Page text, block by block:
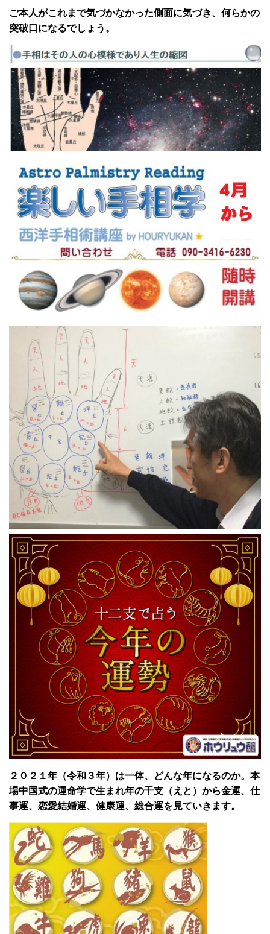
ご本人がこれまで気づかなかった側面に気づき、何らかの
突破口になるでしょう。
２０２１年（令和３年）は一体、どんな年になるのか。本
場中国式の運命学で生まれ年の干支（えと）から金運、仕
事運、恋愛結婚運、健康運、総合運を見ていきます。